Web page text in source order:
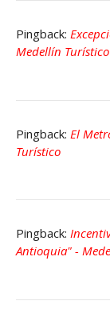
Pingback:
Medellín Turístico
Pingback: El
Turístico
Pingback:
Antioquia" -